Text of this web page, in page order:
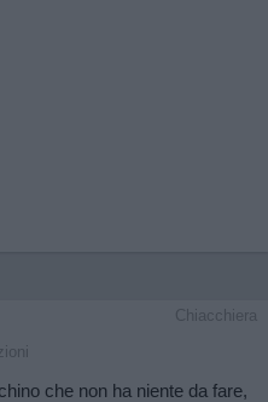
Chiacchiera
che non ha niente da fare,